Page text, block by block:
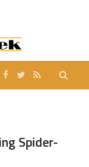
Spider-